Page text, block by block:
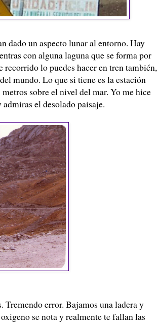
dado un aspecto lunar al entorno. Hay
con alguna laguna que se forma por
lo puedes hacer en tren también,
mundo. Lo que si tiene es la estación
sobre el nivel del mar. Yo me hice
admiras el desolado paisaje.
error. Bajamos una ladera y
se nota y realmente te fallan las